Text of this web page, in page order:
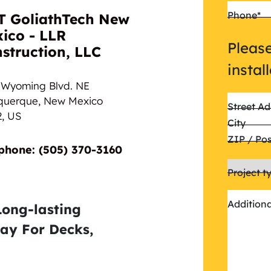
GoliathTech New
- LLR
LLC
Blvd. NE
New Mexico
US
(505) 370-3160
lasting
For Decks,
Phone*
Street
City
ZIP /
Project